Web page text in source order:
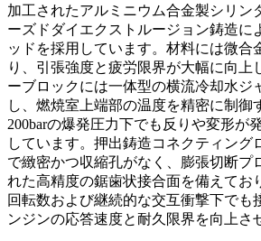
加工されたアルミニウム合金製シリン
ーズドダイエクストルージョン鋳造に
ッドを採用しています。材料には微合
り、引張強度と疲労限界が大幅に向上
ーブロックには一体型の横流冷却水ジ
し、燃焼室上端部の温度を精密に制御
200barの爆発圧力下でも反りや変形が
しています。押出鋳造コネクティング
で緻密かつ収縮孔がなく、膨張切断プ
れた高精度の鋸歯状接合面を備えてお
回転数および継続的な交互衝撃下でも
ンジンの応答速度と耐久限界を向上さ